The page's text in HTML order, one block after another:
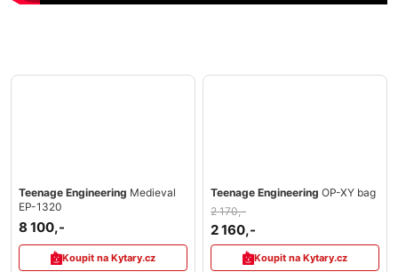
Teenage Engineering Medieval
EP-1320
8 100,-
Koupit na Kytary.cz
Teenage Engineering OP-XY bag
2 170,-
2 160,-
Koupit na Kytary.cz